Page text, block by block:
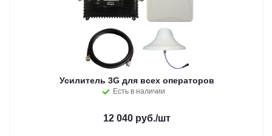
Усилитель 3G для всех операторов
Есть в наличии
12 040 руб./шт